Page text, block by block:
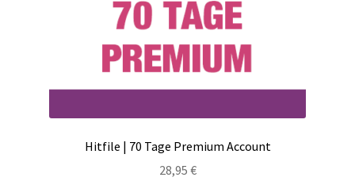
Hitfile | 70 Tage Premium Account
28,95 €